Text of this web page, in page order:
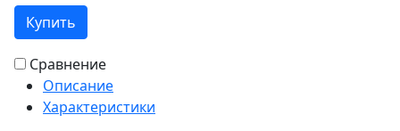
Купить
Сравнение
Описание
Характеристики